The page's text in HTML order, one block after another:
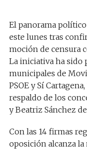
El panorama
este lunes tras
moción de censura
La iniciativa ha sido
municipales de
PSOEy Sí Cartagena
respaldo de los
y Beatriz Sánchez
Con las 14 firmas
oposición alcanza la